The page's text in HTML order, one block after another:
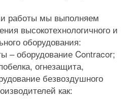
работы мы выполняем
высокотехнологичного и
оборудования:
– оборудование Contracor;
огнезащита,
безвоздушного
как: